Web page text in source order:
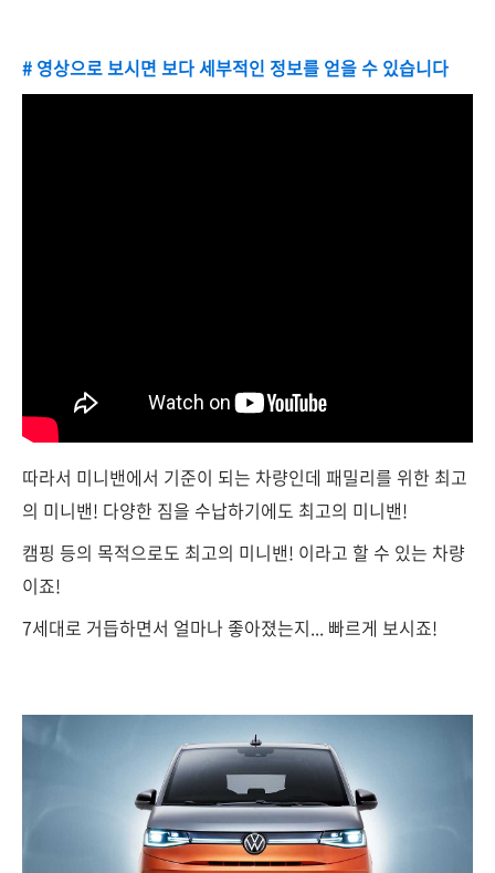
# 영상으로 보시면 보다 세부적인 정보를 얻을 수 있습니다
따라서 미니밴에서 기준이 되는 차량인데 패밀리를 위한 최고
의 미니밴! 다양한 짐을 수납하기에도 최고의 미니밴!
캠핑 등의 목적으로도 최고의 미니밴! 이라고 할 수 있는 차량
이죠!
7세대로 거듭하면서 얼마나 좋아졌는지... 빠르게 보시죠!